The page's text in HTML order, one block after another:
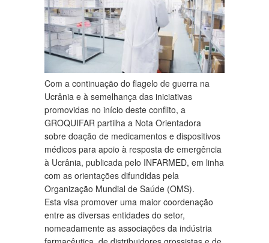
Com a continuação do flagelo de guerra na
Ucrânia e à semelhança das iniciativas
promovidas no início deste conflito, a
GROQUIFAR partilha a Nota Orientadora
sobre doação de medicamentos e dispositivos
médicos para apoio à resposta de emergência
à Ucrânia, publicada pelo INFARMED, em linha
com as orientações difundidas pela
Organização Mundial de Saúde (OMS).
Esta visa promover uma maior coordenação
entre as diversas entidades do setor,
nomeadamente as associações da indústria